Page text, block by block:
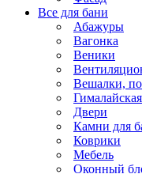
Все для бани
Абажуры
Вагонка
Веники
Вешалки,
Двери
Камни для
Коврики
Мебель
Оконный